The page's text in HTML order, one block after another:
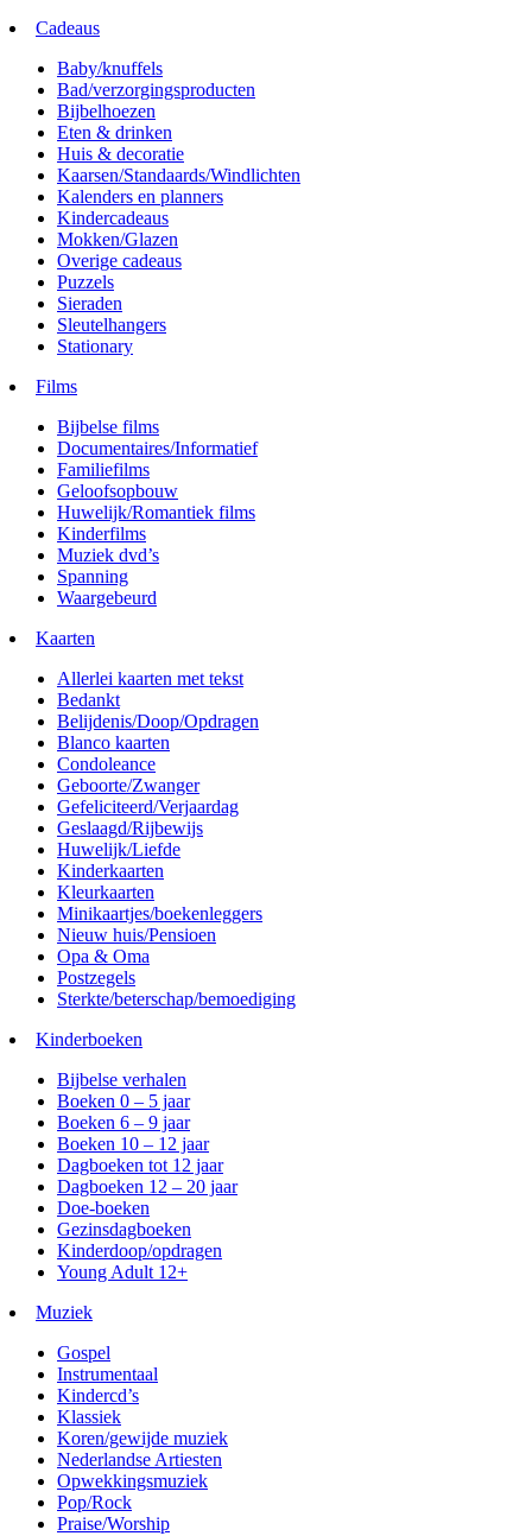
Cadeaus
Baby/knuffels
Bad/verzorgingsproducten
Bijbelhoezen
Eten & drinken
Huis & decoratie
Kaarsen/Standaards/Windlichten
Kalenders en planners
Kindercadeaus
Mokken/Glazen
Overige cadeaus
Puzzels
Sieraden
Sleutelhangers
Stationary
Films
Bijbelse films
Documentaires/Informatief
Familiefilms
Geloofsopbouw
Huwelijk/Romantiek films
Kinderfilms
Muziek dvd’s
Spanning
Waargebeurd
Kaarten
Allerlei kaarten met tekst
Bedankt
Belijdenis/Doop/Opdragen
Blanco kaarten
Condoleance
Geboorte/Zwanger
Gefeliciteerd/Verjaardag
Geslaagd/Rijbewijs
Huwelijk/Liefde
Kinderkaarten
Kleurkaarten
Minikaartjes/boekenleggers
Nieuw huis/Pensioen
Opa & Oma
Postzegels
Sterkte/beterschap/bemoediging
Kinderboeken
Bijbelse verhalen
Boeken 0 – 5 jaar
Boeken 6 – 9 jaar
Boeken 10 – 12 jaar
Dagboeken tot 12 jaar
Dagboeken 12 – 20 jaar
Doe-boeken
Gezinsdagboeken
Kinderdoop/opdragen
Young Adult 12+
Muziek
Gospel
Instrumentaal
Kindercd’s
Klassiek
Koren/gewijde muziek
Nederlandse Artiesten
Opwekkingsmuziek
Pop/Rock
Praise/Worship